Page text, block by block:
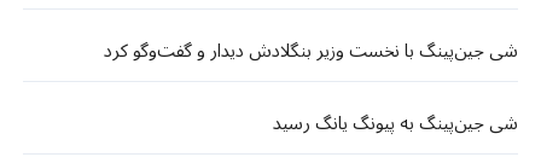
شی جین‌پینگ با نخست وزیر بنگلادش دیدار و گفت‌وگو کرد
شی جین‌پینگ به پیونگ یانگ رسید